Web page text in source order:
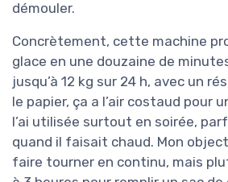
démouler.
Concrètement, cette machine
glace en une douzaine de
jusqu’à 12 kg sur 24 h, avec un
le papier, ça a l’air costaud pour
l’ai utilisée surtout en soirée,
quand il faisait chaud. Mon
faire tourner en continu, mais